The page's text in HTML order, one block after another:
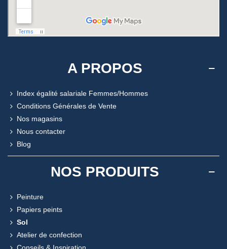
A PROPOS
Index égalité salariale Femmes/Hommes
Conditions Générales de Vente
Nos magasins
Nous contacter
Blog
NOS PRODUITS
Peinture
Papiers peints
Sol
Atelier de confection